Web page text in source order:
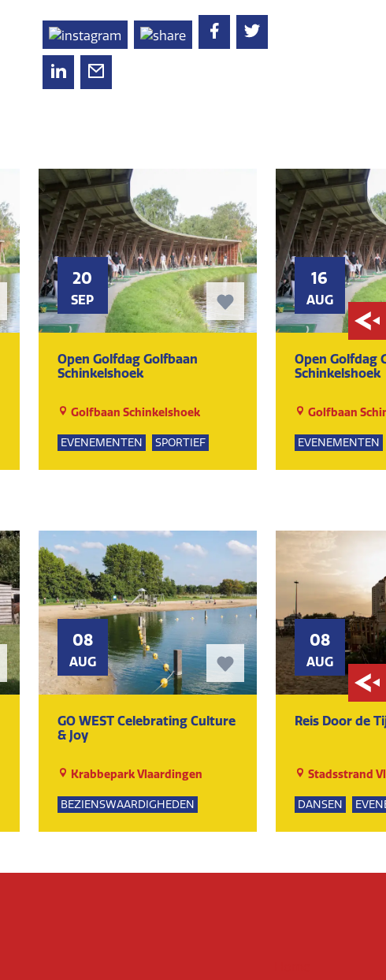
20
SEP
Open Golfdag Golfbaan
Schinkelshoek
Golfbaan Schinkelshoek
EVENEMENTEN SPORTIEF
16
AUG
Open Golfdag
Schinkelshoek
Golfbaan
EVENEMENTEN
08
AUG
GO WEST Celebrating Culture
& Joy
Krabbepark Vlaardingen
BEZIENSWAARDIGHEDEN
KUNST EN CULTUUR
08
AUG
Reis Door de
Stadsstrand
DANSEN
MUZIEK